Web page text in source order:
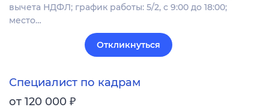
вычета НДФЛ; график работы: 5/2, с 9:00 до 18:00;
место…
Откликнуться
Специалист по кадрам
от 120 000 ₽